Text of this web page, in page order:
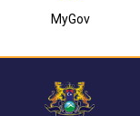
MyGov